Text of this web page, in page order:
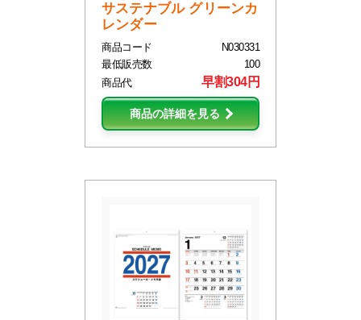
サステナブル グリーンカ
レンダー
商品コード
N030331
最低販売数
100
商品代
早割304円
商品の詳細を見る